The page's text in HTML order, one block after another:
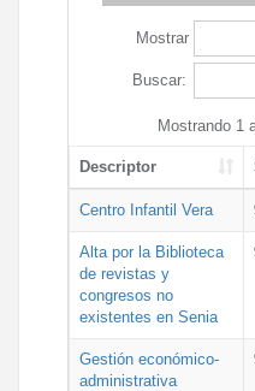
Mostrar
Buscar:
Mostrando 1
Descriptor
Centro Infantil Vera
Alta por la Biblioteca
de revistas y
congresos no
existentes en Senia
Gestión económico-
administrativa